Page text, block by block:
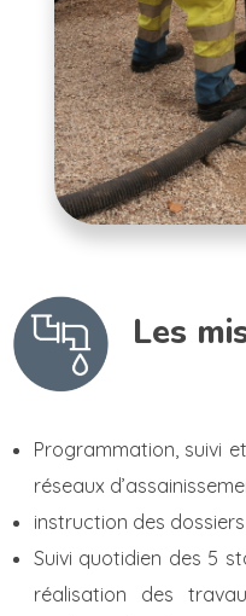
Les
Programmation, suivi
réseaux
instruction des dossiers
Suivi quotidien des 5
réalisation des